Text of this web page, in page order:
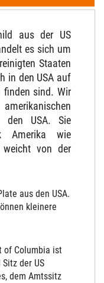
aus der US
es sich um
Staaten
in den USA auf
finden sind. Wir
den USA. Sie
Amerika wie
weicht von der
aus den USA.
kleinere
of Columbia ist
der US
dem Amtssitz